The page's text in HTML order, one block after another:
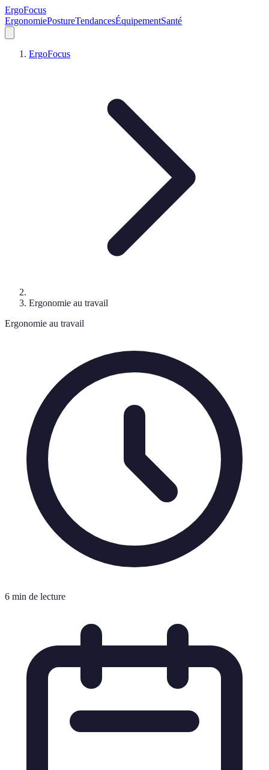
ErgoFocus
ErgonomiePostureTendancesÉquipementSanté
ErgoFocus
Ergonomie au travail
Ergonomie au travail
6 min de lecture